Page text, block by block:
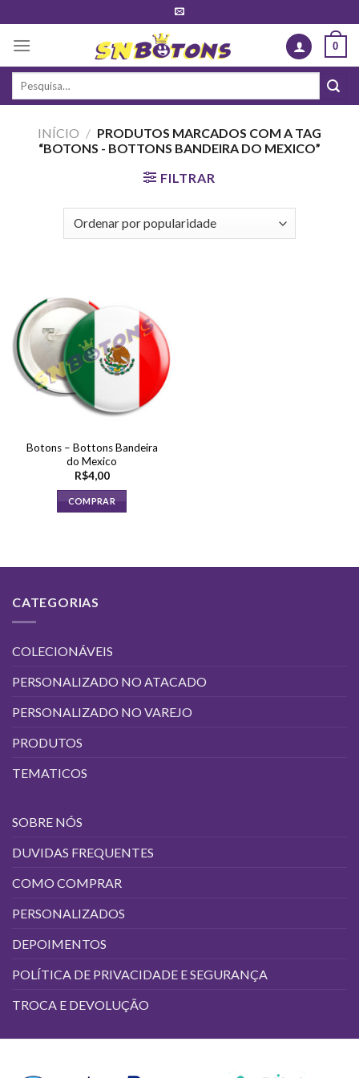
to
content
0
Pesquisar
INÍCIO / PRODUTOS MARCADOS COM A TAG
“BOTONS - BOTTONS BANDEIRA DO MEXICO”
FILTRAR
Botons – Bottons Bandeira
do Mexico
R$4,00
COMPRAR
CATEGORIAS
COLECIONÁVEIS
PERSONALIZADO NO ATACADO
PERSONALIZADO NO VAREJO
PRODUTOS
TEMATICOS
SOBRE NÓS
DUVIDAS FREQUENTES
COMO COMPRAR
PERSONALIZADOS
DEPOIMENTOS
POLÍTICA DE PRIVACIDADE E SEGURANÇA
TROCA E DEVOLUÇÃO